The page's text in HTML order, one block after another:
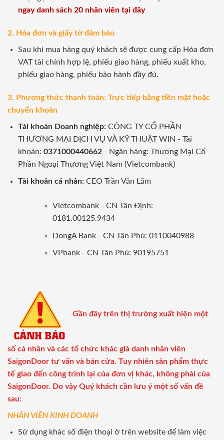
ngay danh sách 20 nhân viên tại đây
2. Hóa đơn và giấy tờ đảm bảo
Sau khi mua hàng quý khách sẽ được cung cấp Hóa đơn
VAT tài chính hợp lệ, phiếu giao hàng, phiếu xuất kho,
phiếu giao hàng, phiếu bảo hành đầy đủ.
3. Phương thức thanh toán: Trực tiếp bằng tiền mặt hoặc
chuyển khoản
Tài khoản Doanh nghiệp:CÔNG TY CỔ PHẦN
THƯƠNG MẠI DỊCH VỤ VÀ KỸ THUẬT WIN - Tài
khoản: 0371000440662- Ngân hàng: Thương Mại Cổ
Phần Ngoại Thương Việt Nam (Vietcombank)
Tài khoản cá nhân: CEO Trần Văn Lãm
Vietcombank - CN Tân Định:
0181.00125.9434
DongA Bank - CN Tân Phú: 0110040988
VPbank - CN Tân Phú: 90195751
Gần đây trên thị trường xuất hiện một
số cá nhân và các tổ chức khác giả danh nhân viên
SaigonDoor tư vấn và bán cửa. Tuy nhiên sản phẩm thực
tế giao đến công trình lại của đơn vị khác, không phải của
SaigonDoor. Do vậy Quý khách cần lưu ý một số vấn đề
sau:
NHÂN VIÊN KINH DOANH
Sử dụng khác số điện thoại ở trên website để làm việc